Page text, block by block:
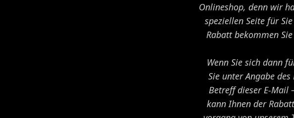
Onlineshop, denn wir
speziellen Seite für
Rabatt bekommen
Wenn Sie sich dann
Sie unter Angabe
Betreff dieser E-Mail
kann Ihnen der